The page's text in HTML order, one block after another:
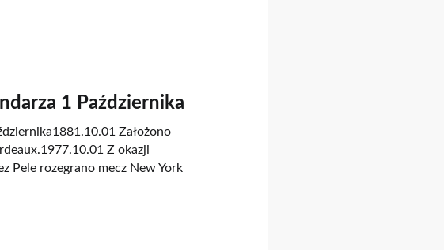
1 Października
Założono
Z okazji
Pele rozegrano mecz New York